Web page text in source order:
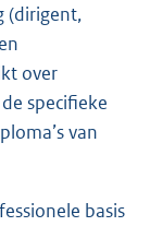
(dirigent,
over
specifieke
van
basis